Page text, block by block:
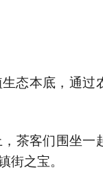
态本底，通过
茶客们围坐
街之宝。